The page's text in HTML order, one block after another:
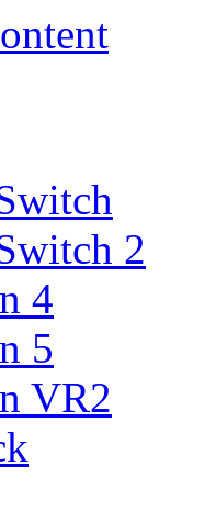
2
4
5
VR2